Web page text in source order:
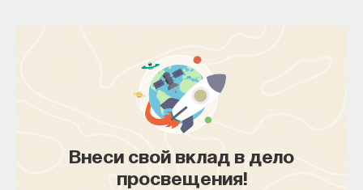
Внеси свой вклад в дело
просвещения!